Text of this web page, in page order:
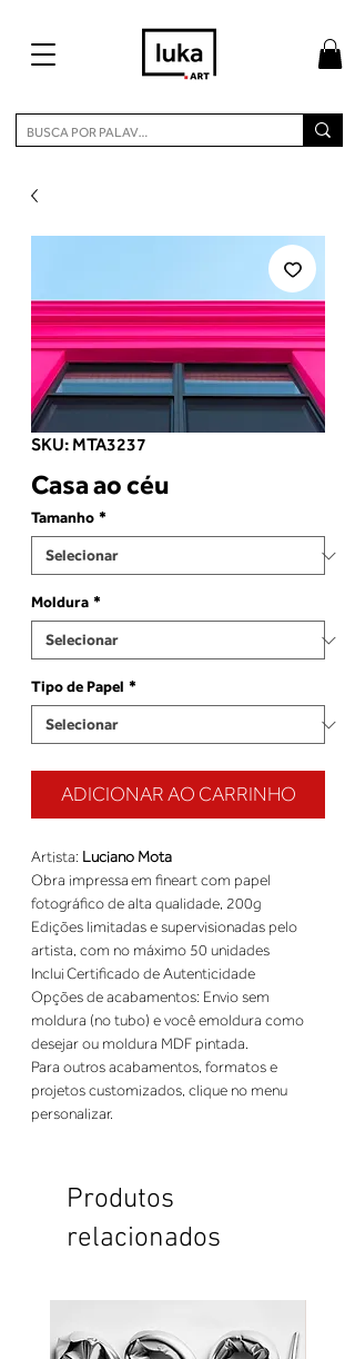
SKU: MTA3237
Casa ao céu
Tamanho *
Moldura *
Tipo de Papel *
ADICIONAR AO CARRINHO
Artista: Luciano Mota
Obra impressa em fineart com papel
fotográfico de alta qualidade, 200g
Edições limitadas e supervisionadas pelo
artista, com no máximo 50 unidades
Inclui Certificado de Autenticidade
Opções de acabamentos: Envio sem
moldura (no tubo) e você emoldura como
desejar ou moldura MDF pintada.
Para outros acabamentos, formatos e
projetos customizados, clique no menu
personalizar.
Produtos
relacionados